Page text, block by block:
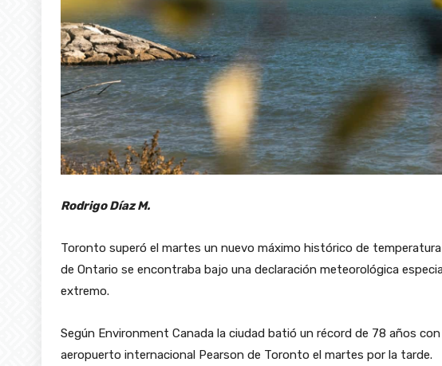
Rodrigo Díaz M.
Toronto superó el martes un nuevo máximo histórico de
de Ontario se encontraba bajo una declaración meteorológica
extremo.
Según Environment Canada la ciudad batió un récord de 78 años
aeropuerto internacional Pearson de Toronto el martes por la tarde.